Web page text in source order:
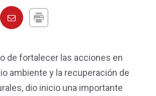
de fortalecer las acciones en
ambiente y la recuperación de
dio inicio una importante